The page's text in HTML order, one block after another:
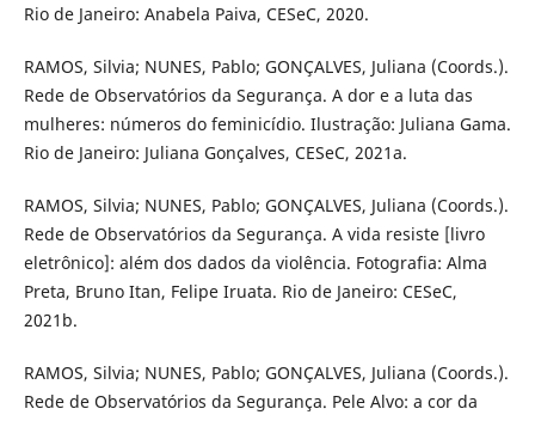
Rio de Janeiro: Anabela Paiva, CESeC, 2020.
RAMOS, Silvia; NUNES, Pablo; GONÇALVES, Juliana (Coords.).
Rede de Observatórios da Segurança. A dor e a luta das
mulheres: números do feminicídio. Ilustração: Juliana Gama.
Rio de Janeiro: Juliana Gonçalves, CESeC, 2021a.
RAMOS, Silvia; NUNES, Pablo; GONÇALVES, Juliana (Coords.).
Rede de Observatórios da Segurança. A vida resiste [livro
eletrônico]: além dos dados da violência. Fotografia: Alma
Preta, Bruno Itan, Felipe Iruata. Rio de Janeiro: CESeC,
2021b.
RAMOS, Silvia; NUNES, Pablo; GONÇALVES, Juliana (Coords.).
Rede de Observatórios da Segurança. Pele Alvo: a cor da